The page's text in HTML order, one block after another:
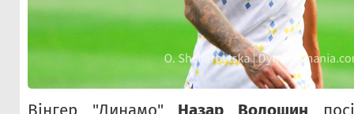
Вінгер "Динамо" Назар Волошин